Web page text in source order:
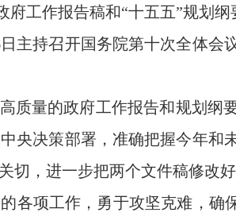
府工作报告稿和“十五五”规划纲
主持召开国务院第十次全体会
质量的政府工作报告和规划
央决策部署，准确把握今年和
切，进一步把两个文件稿修改好
各项工作，勇于攻坚克难，确